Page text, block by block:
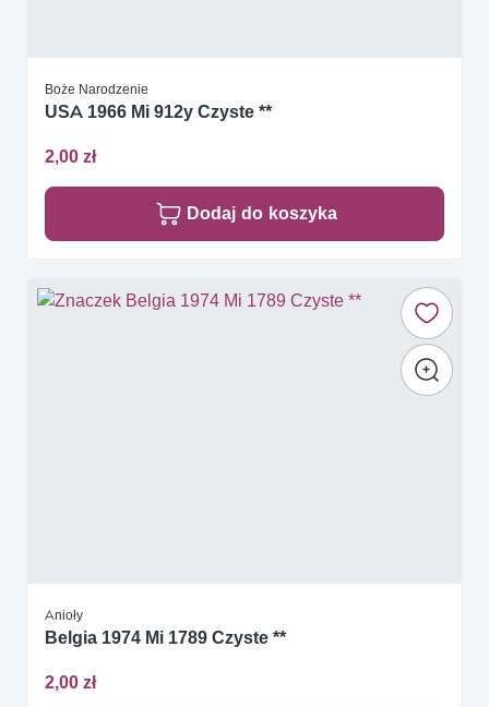
Boże Narodzenie
USA 1966 Mi 912y Czyste **
2,00 zł
Dodaj do koszyka
Anioły
Belgia 1974 Mi 1789 Czyste **
2,00 zł